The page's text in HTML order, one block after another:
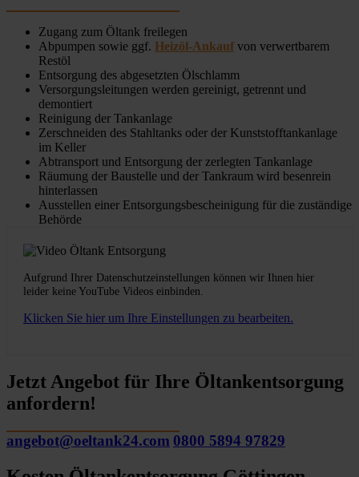
Zugang zum Öltank freilegen
Abpumpen sowie ggf. Heizöl-Ankauf von verwertbarem
Restöl
Entsorgung des abgesetzten Ölschlamm
Versorgungsleitungen werden gereinigt, getrennt und
demontiert
Reinigung der Tankanlage
Zerschneiden des Stahltanks oder der Kunststofftankanlage
im Keller
Abtransport und Entsorgung der zerlegten Tankanlage
Räumung der Baustelle und der Tankraum wird besenrein
hinterlassen
Ausstellen einer Entsorgungsbescheinigung für die zuständige
Behörde
Aufgrund Ihrer Datenschutzeinstellungen können wir Ihnen hier
leider keine YouTube Videos einbinden.
Klicken Sie hier um Ihre Einstellungen zu bearbeiten.
Jetzt Angebot für Ihre Öltankentsorgung
anfordern!
angebot@oeltank24.com 0800 5894 97829